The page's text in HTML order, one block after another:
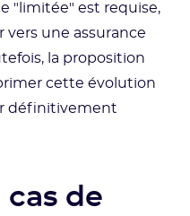
"limitée" est requise,
vers une assurance
la proposition
cette évolution
définitivement
de